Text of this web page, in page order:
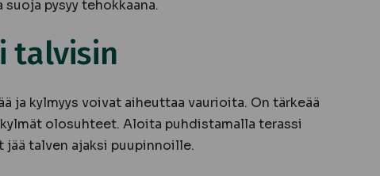
pysyy tehokkaana.
talvisin
ja kylmyys voivat aiheuttaa vaurioita. On tärkeää
olosuhteet. Aloita puhdistamalla terassi
talven ajaksi puupinnoille.